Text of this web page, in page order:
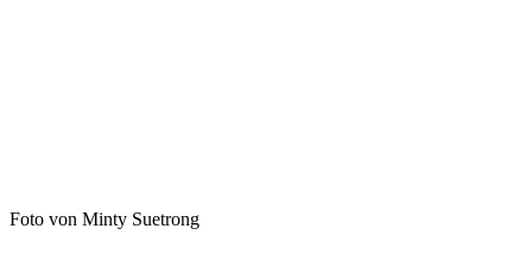
Foto von Minty Suetrong